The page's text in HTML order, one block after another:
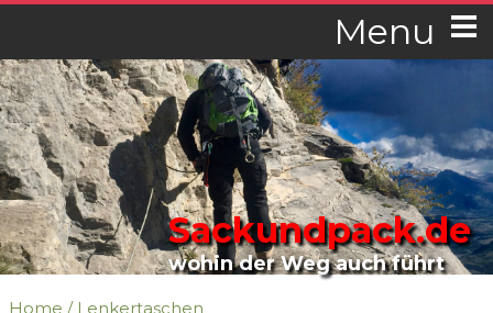
Menu
Sackundpack.de
wohin der Weg auch führt
Home / Lenkertaschen